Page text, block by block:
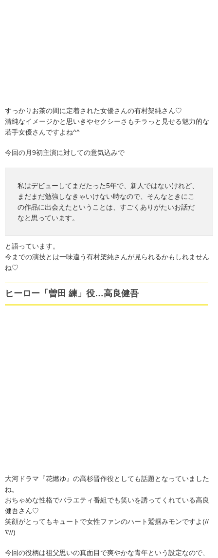
すっかりお茶の間に定着された女優さんの有村架純さん♡
清純なイメージかと思いきやセクシーさもチラっと見せる魅力的な
若手女優さんですよね^^
今回の月9初主演に対しての意気込みで
私はデビューしてまだたった5年で、新人ではないけれど、
まだまだ勉強しなきゃいけない時なので、そんなときにこ
の作品に出会えたということは、すごくありがたいお話だ
なと思っています。
と語っています。
今までの演技とは一味違う有村架純さんが見られるかもしれません
ね♡
ヒーロー「曽田 練」役…高良健吾
大河ドラマ『花燃ゆ』の高杉晋作役としても話題となっていました
ね。
おちゃめな性格でバラエティ番組でも笑いを誘ってくれている高良
健吾さん♡
笑顔がとってもキュートで女性ファンのハート鷲掴みモンですよ(//
∇//)
今回の役柄は祖父思いの真面目で爽やかな青年という設定なので、